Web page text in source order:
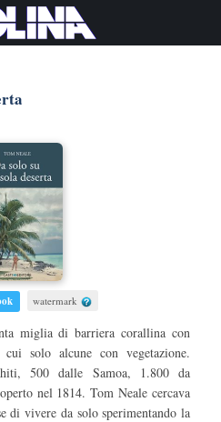
watermark
miglia di barriera corallina con
solo alcune con vegetazione.
500 dalle Samoa, 1.800 da
nel 1814. Tom Neale cercava
di vivere da solo sperimentando la